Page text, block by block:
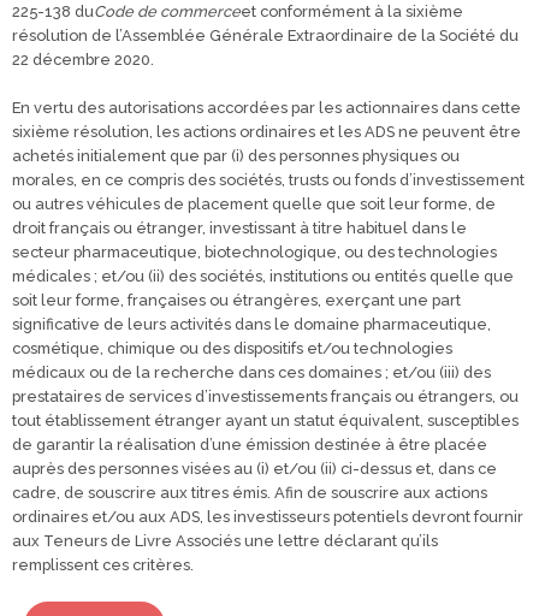
225-138 duCode de commerceet conformément à la sixième
résolution de l’Assemblée Générale Extraordinaire de la Société du
22 décembre 2020.
En vertu des autorisations accordées par les actionnaires dans cette
sixième résolution, les actions ordinaires et les ADS ne peuvent être
achetés initialement que par (i) des personnes physiques ou
morales, en ce compris des sociétés, trusts ou fonds d’investissement
ou autres véhicules de placement quelle que soit leur forme, de
droit français ou étranger, investissant à titre habituel dans le
secteur pharmaceutique, biotechnologique, ou des technologies
médicales ; et/ou (ii) des sociétés, institutions ou entités quelle que
soit leur forme, françaises ou étrangères, exerçant une part
significative de leurs activités dans le domaine pharmaceutique,
cosmétique, chimique ou des dispositifs et/ou technologies
médicaux ou de la recherche dans ces domaines ; et/ou (iii) des
prestataires de services d’investissements français ou étrangers, ou
tout établissement étranger ayant un statut équivalent, susceptibles
de garantir la réalisation d’une émission destinée à être placée
auprès des personnes visées au (i) et/ou (ii) ci-dessus et, dans ce
cadre, de souscrire aux titres émis. Afin de souscrire aux actions
ordinaires et/ou aux ADS, les investisseurs potentiels devront fournir
aux Teneurs de Livre Associés une lettre déclarant qu’ils
remplissent ces critères.